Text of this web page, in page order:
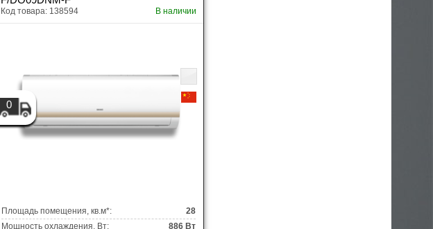
Код товара: 138594 В наличии
0
Площадь помещения, кв.м*:
28
Мощность охлаждения, Вт:
886 Вт